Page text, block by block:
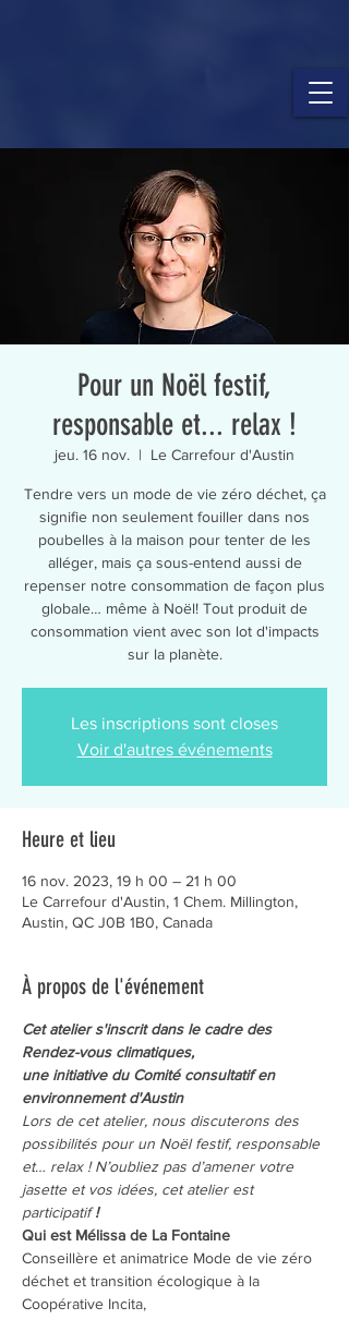
Pour un Noël festif,
responsable et... relax !
jeu. 16 nov.
  |
Le Carrefour d'Austin
Tendre vers un mode de vie zéro déchet, ça
signifie non seulement fouiller dans nos
poubelles à la maison pour tenter de les
alléger, mais ça sous-entend aussi de
repenser notre consommation de façon plus
globale… même à Noël! Tout produit de
consommation vient avec son lot d'impacts
sur la planète.
Les inscriptions sont closes
Voir d'autres événements
Heure et lieu
16 nov. 2023, 19 h 00 – 21 h 00
Le Carrefour d'Austin, 1 Chem. Millington,
Austin, QC J0B 1B0, Canada
À propos de l'événement
Cet atelier s'inscrit dans le cadre des
Rendez-vous climatiques,
une initiative du Comité consultatif en
environnement d'Austin
Lors de cet atelier, nous discuterons des
possibilités pour un Noël festif, responsable
et… relax ! N’oubliez pas d’amener votre
jasette et vos idées, cet atelier est
participatif !
Qui est Mélissa de La Fontaine
Conseillère et animatrice Mode de vie zéro
déchet et transition écologique à la
Coopérative Incita,